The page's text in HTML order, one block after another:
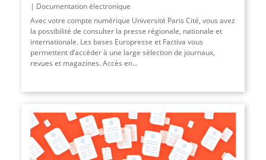
Documentation électronique
Avec votre compte numérique Université Paris Cité, vous avez
la possibilité de consulter la presse régionale, nationale et
internationale. Les bases Europresse et Factiva vous
permettent d’accéder à une large sélection de journaux,
revues et magazines. Accès en...